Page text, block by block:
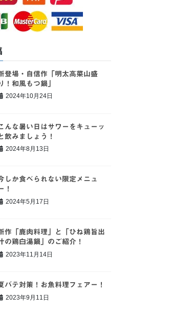
登場・自信作「明太高菜山盛
！和風もつ鍋」
2024年10月24日
んな暑い日はサワーをキューッ
飲みましょう！
2024年8月13日
しか食べられない限定メニュ
！
2024年5月17日
作「鹿肉料理」と「ひね鶏旨出
の鶏白湯鍋」のご紹介！
2023年11月14日
バテ対策！お魚料理フェアー！
2023年9月11日